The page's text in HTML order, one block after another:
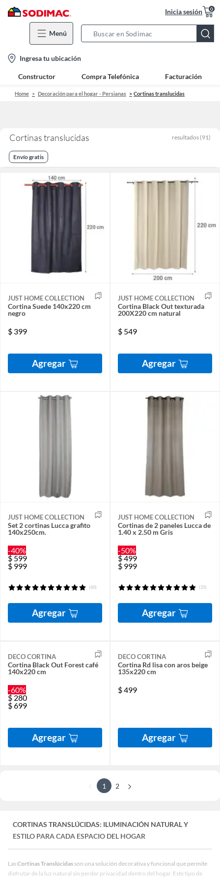
Inicia sesión 0
Menú
Bar
location-
icon
Ingresa tu ubicación
Constructor Compra Telefónica Facturación
Home Decoración para el hogar - Persianas Cortinas translucidas
Cortinas translucidas resultados (91)
Envío gratis
JUST HOME COLLECTION
Cortina Suede 140x220 cm
negro
$ 399
Agregar
JUST HOME COLLECTION
Cortina Black Out texturada
200X220 cm natural
$ 549
Agregar
JUST HOME COLLECTION
Set 2 cortinas Lucca grafito
140x250cm.
-40%
$ 599
$ 999
(60)
Agregar
JUST HOME COLLECTION
Cortinas de 2 paneles Lucca de
1.40 x 2.50 m Gris
-50%
$499
$ 999
(35)
Agregar
DECO CORTINA
Cortina Black Out Forest café
140x220 cm
-60%
$ 280
$699
Agregar
DECO CORTINA
Cortina Rd lisa con aros beige
135x220 cm
$499
Agregar
1 2
CORTINAS TRANSLÚCIDAS: ILUMINACIÓN NATURAL Y
ESTILO PARA CADA ESPACIO DEL HOGAR
LasCortinas Translúcidasson una solución decorativa y funcional que permite
disfrutar de la luz natural sin perder privacidad dentro del hogar. Este tipo de